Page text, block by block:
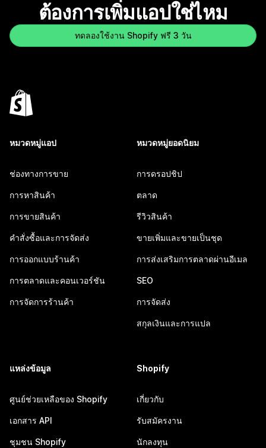
ต้องการเพิ่มแอปใช่ไหม
ทดลองใช้งาน Shopify ฟรี 3 วัน
หมวดหมู่แอป
ช่องทางการขาย
การหาสินค้า
การขายสินค้า
คำสั่งซื้อและการจัดส่ง
การออกแบบร้านค้า
การตลาดและคอนเวอร์ชัน
การจัดการร้านค้า
หมวดหมู่ยอดนิยม
การดรอปชิป
ตลาด
รีวิวสินค้า
ขายเพิ่มและขายเป็นชุด
การส่งเสริมการตลาดผ่านอีเมล
SEO
การจัดส่ง
สกุลเงินและการแปล
แหล่งข้อมูล
ศูนย์ช่วยเหลือของ Shopify
เอกสาร API
ชุมชน Shopify
Shopify
เกี่ยวกับ
รับสมัครงาน
นักลงทุน